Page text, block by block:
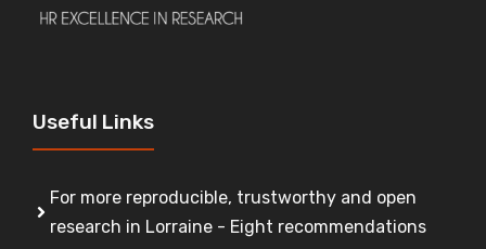
Useful Links
For more reproducible, trustworthy and open
research in Lorraine - Eight recommendations